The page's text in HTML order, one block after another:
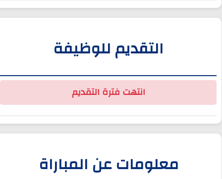
التقديم للوظيفة
انتهت فترة التقديم
معلومات عن المباراة